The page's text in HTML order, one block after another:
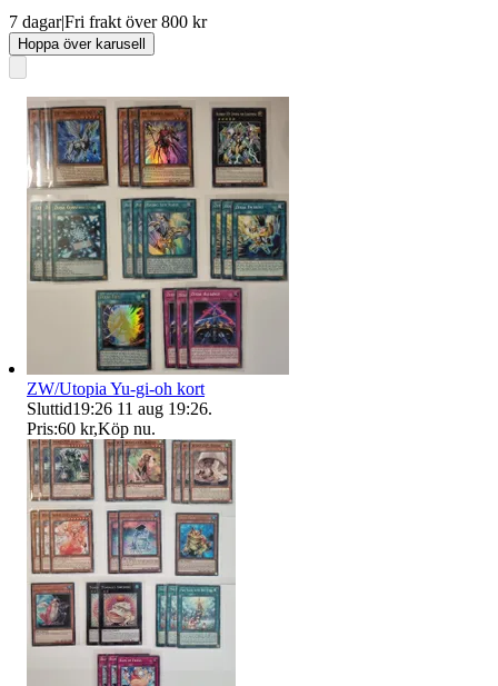
7 dagar|Fri frakt över 800 kr
Hoppa över karusell
ZW/Utopia Yu-gi-oh kort
Sluttid19:26 11 aug 19:26.
Pris:60 kr,Köp nu.